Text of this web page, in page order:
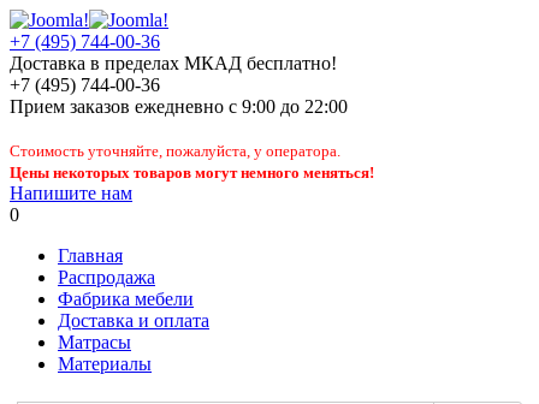
+7 (495) 744-00-36
Доставка в пределах МКАД бесплатно!
+7 (495) 744-00-36
Прием заказов ежедневно с 9:00 до 22:00
Стоимость уточняйте, пожалуйста, у оператора.
Цены некоторых товаров могут немного меняться!
Напишите нам
0
Главная
Распродажа
Фабрика мебели
Доставка и оплата
Матрасы
Материалы